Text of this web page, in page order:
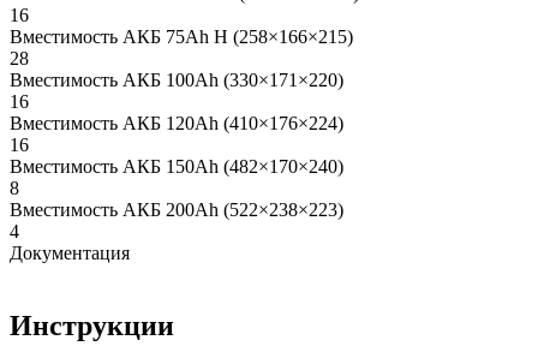
16
Вместимость АКБ 75Ah H (258×166×215)
28
Вместимость АКБ 100Ah (330×171×220)
16
Вместимость АКБ 120Ah (410×176×224)
16
Вместимость АКБ 150Ah (482×170×240)
8
Вместимость АКБ 200Ah (522×238×223)
4
Документация
Инструкции